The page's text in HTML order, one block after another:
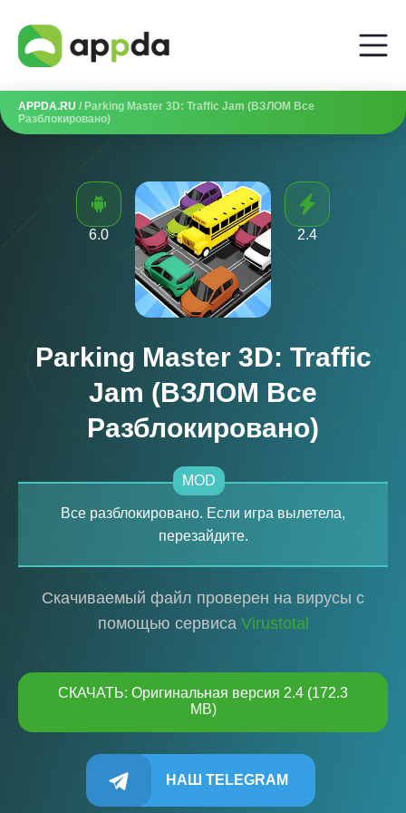
APPDA.RU / Parking Master 3D: Traffic Jam (ВЗЛОМ Все
Разблокировано)
6.0 2.4
Parking Master 3D: Traffic
Jam (ВЗЛОМ Все
Разблокировано)
MOD
Все разблокировано. Если игра вылетела,
перезайдите.
Скачиваемый файл проверен на вирусы с
помощью сервиса Virustotal
СКАЧАТЬ: Оригинальная версия 2.4 (172.3
MB)
НАШ TELEGRAM